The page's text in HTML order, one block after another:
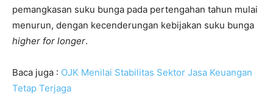
pemangkasan suku bunga pada pertengahan tahun mulai
menurun, dengan kecenderungan kebijakan suku bunga
higher for longer.
Baca juga : OJK Menilai Stabilitas Sektor Jasa Keuangan
Tetap Terjaga